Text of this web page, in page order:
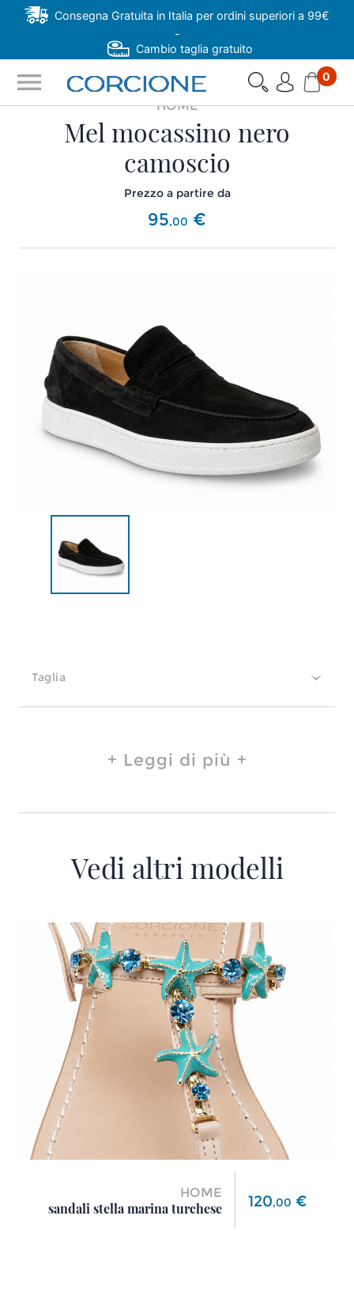
Consegna Gratuita in Italia per ordini superiori a 99€
-
Cambio taglia gratuito
menu 0
HOME
Mel mocassino nero
camoscio
Prezzo a partire da
95,00 €
Taglia
Leggi di più
Vedi altri modelli
HOME
sandali stella marina turchese
Prezzo
120,00 €